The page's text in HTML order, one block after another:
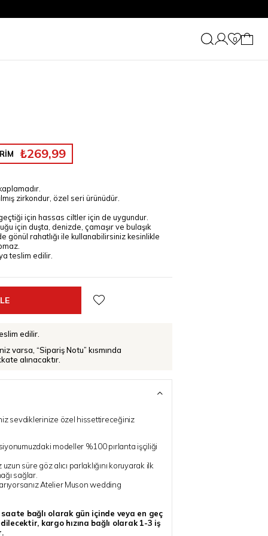
0
₺269,99
zirkondur, özel seri ürünüdür.
için hassas ciltler için de uygundur.
için duşta, denizde, çamaşır ve bulaşık
gönül rahatlığı ile kullanabilirsiniz kesinlikle
teslim edilir.
edilir.
varsa, “Sipariş Notu” kısmında
alınacaktır.
sevdiklerinize özel hissettireceğiniz
modeller %100 pırlanta işçiliği
süre göz alıcı parlaklığını koruyarak ilk
sağlar.
Atelier Muson wedding
bağlı olarak gün içinde veya en geç
kargo hızına bağlı olarak 1-3 iş